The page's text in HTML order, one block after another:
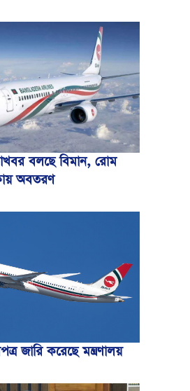
বলছে বিমান, রোম
অবতরণ
জারি করেছে মন্ত্রণালয়